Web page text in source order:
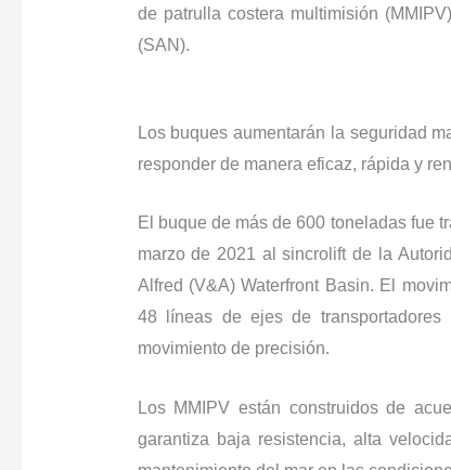
de patrulla costera multimisión
(SAN).
Los buques aumentarán la seguridad
responder de manera eficaz, rápida y
El buque de más de 600 toneladas fue
marzo de 2021 al sincrolift de la
Alfred (V&A) Waterfront Basin. El
48 líneas de ejes de transportadores
movimiento de precisión.
Los MMIPV están construidos de
garantiza baja resistencia, alta